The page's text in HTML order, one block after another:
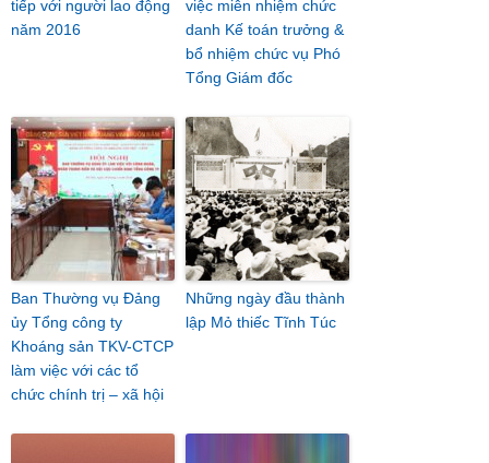
tiếp với người lao động
năm 2016
việc miễn nhiệm chức
danh Kế toán trưởng &
bổ nhiệm chức vụ Phó
Tổng Giám đốc
Ban Thường vụ Đảng
ủy Tổng công ty
Khoáng sản TKV-CTCP
làm việc với các tổ
chức chính trị – xã hội
Những ngày đầu thành
lập Mỏ thiếc Tĩnh Túc